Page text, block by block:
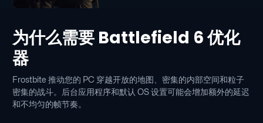
为什么需要 Battlefield 6 优化
器
Frostbite 推动您的 PC 穿越开放的地图、密集的内部空间和粒子
密集的战斗。后台应用程序和默认 OS 设置可能会增加额外的延迟
和不均匀的帧节奏。